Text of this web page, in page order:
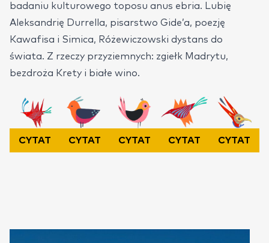
badaniu kulturowego toposu anus ebria. Lubię
Aleksandrię Durrella, pisarstwo Gide’a, poezję
Kawafisa i Simica, Różewiczowski dystans do
świata. Z rzeczy przyziemnych: zgiełk Madrytu,
bezdroża Krety i białe wino.
CYTAT CYTAT CYTAT CYTAT CYTAT